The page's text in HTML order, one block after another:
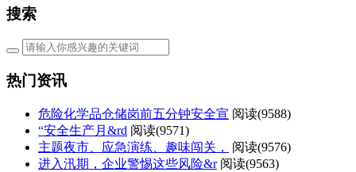
搜索
热门资讯
危险化学品仓储岗前五分钟安全宣 阅读(9588)
“安全生产月&rd 阅读(9571)
主题夜市、应急演练、趣味闯关，
阅读(9576)
进入汛期，企业警惕这些风险&r 阅读(9563)